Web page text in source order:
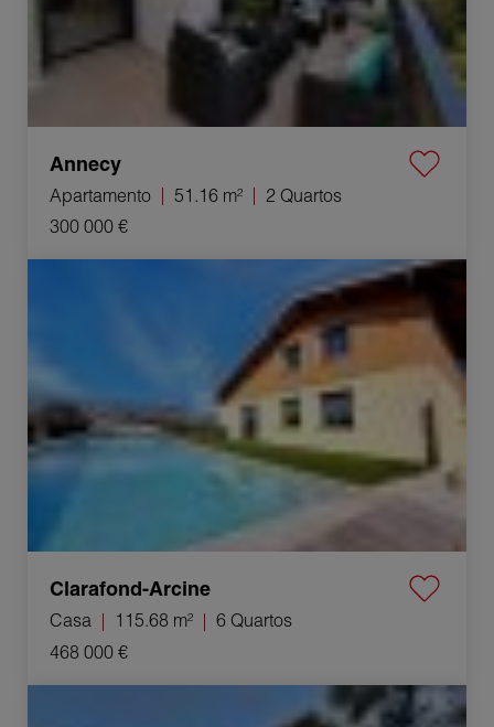
Annecy
Apartamento 51.16 m²
2 Quartos
300 000 €
Venda Casa Clarafond-Arcine 6 Quartos 115.68 m²
Clarafond-Arcine
Casa 115.68 m²
6 Quartos
468 000 €